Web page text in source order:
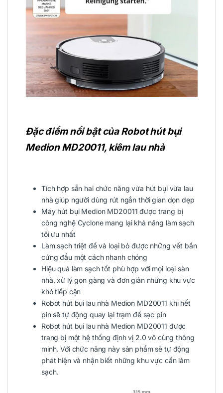
Đặc điểm nổi bật của Robot hút bụi
Medion MD20011, kiêm lau nhà
Tích hợp sẵn hai chức năng vừa hút bụi vừa lau
nhà giúp người dùng rút ngắn thời gian dọn dẹp
Máy hút bụi Medion MD20011 được trang bị
công nghệ Cyclone mang lại khả năng làm sạch
tối ưu nhất
Làm sạch triệt để và loại bỏ được những vết bẩn
cứng đầu một cách nhanh chóng
Hiệu quả làm sạch tốt phù hợp với mọi loại sàn
nhà, xử lý gọn gàng và đơn giản những khu vực
khó tiếp cận
Robot hút bụi lau nhà Medion MD20011 khi hết
pin sẽ tự động quay lại trạm để sạc pin
Robot hút bụi lau nhà Medion MD20011 được
trang bị một hệ thống định vị 2.0 vô cùng thông
minh. Với chức năng này sản phẩm sẽ tự động
phát hiện và nhận biết những khu vực cần làm
sạch.